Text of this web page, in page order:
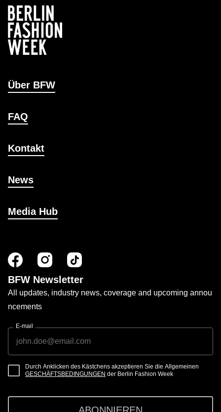
Über BFW
FAQ
Kontakt
News
Media Hub
BFW Newsletter
All updates, industry news, coverage and upcoming annou
ncements
E-mail
Durch Anklicken des Kästchens akzeptieren Sie die Allgemeinen
GESCHÄFTSBEDINGUNGEN der Berlin Fashion Week